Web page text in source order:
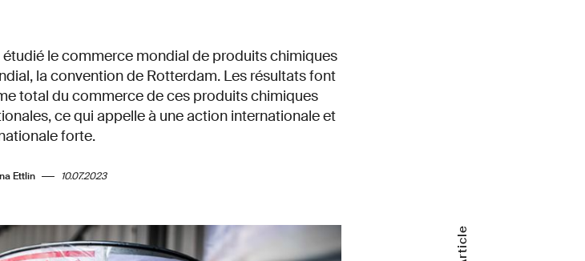
le commerce mondial de produits chimiques
la convention de Rotterdam. Les résultats font
total du commerce de ces produits chimiques
ce qui appelle à une action internationale et
forte.
Ettlin 10.07.2023